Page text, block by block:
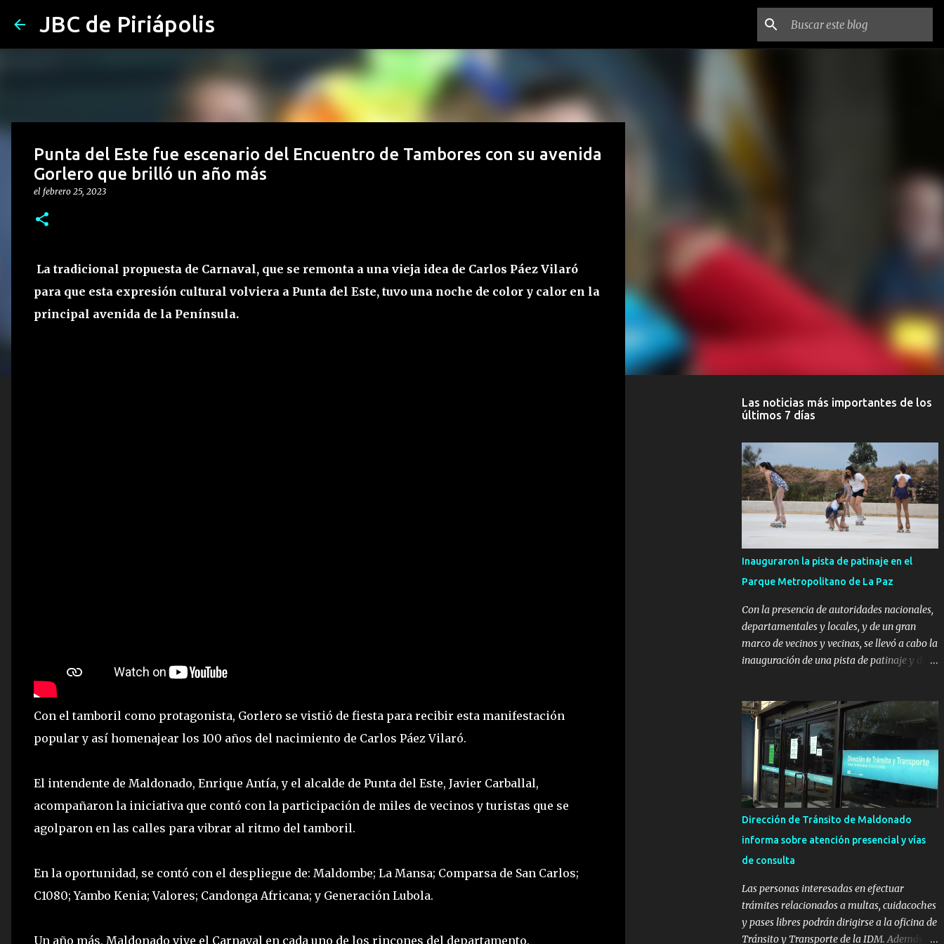
JBC de Piriápolis
Punta del Este fue escenario del Encuentro de Tambores con su avenida
Gorlero que brilló un año más
el febrero 25, 2023
La tradicional propuesta de Carnaval, que se remonta a una vieja idea de Carlos Páez Vilaró
para que esta expresión cultural volviera a Punta del Este, tuvo una noche de color y calor en la
principal avenida de la Península.
Con el tamboril como protagonista, Gorlero se vistió de fiesta para recibir esta manifestación
popular y así homenajear los 100 años del nacimiento de Carlos Páez Vilaró.
El intendente de Maldonado, Enrique Antía, y el alcalde de Punta del Este, Javier Carballal,
acompañaron la iniciativa que contó con la participación de miles de vecinos y turistas que se
agolparon en las calles para vibrar al ritmo del tamboril.
En la oportunidad, se contó con el despliegue de: Maldombe; La Mansa; Comparsa de San Carlos;
C1080; Yambo Kenia; Valores; Candonga Africana; y Generación Lubola.
Un año más, Maldonado vive el Carnaval en cada uno de los rincones del departamento.
Las noticias más importantes de los
últimos 7 días
Inauguraron la pista de patinaje en el
Parque Metropolitano de La Paz
Con la presencia de autoridades nacionales,
departamentales y locales, y de un gran
marco de vecinos y vecinas, se llevó a cabo la
inauguración de una pista de patinaje y de
con el apoyo del Fondo + Local que es
impulsado por el Programa Uruguay
Integra, de la Dirección de Descentralización
e Inversión Pública de OPP, así como aportes
del Gobierno de Canelones y del Ministerio
de Transporte y Obras Públicas. La nueva
infraestructura deportiva consiste en una
hormigón sobre sus laterales. Su destino
será polifuncional, permitiendo la práctica
de eventos culturales. Próximo a la pista, se
instalaron juegos infantiles y equipamiento
urbano (bancos de hormigón y sets de
Dirección de Tránsito de Maldonado
informa sobre atención presencial y vías
de consulta
Las personas interesadas en efectuar
trámites relacionados a multas, cuidacoches
y pases libres podrán dirigirse a la oficina de
Tránsito y Transporte de la IDM. Además, la